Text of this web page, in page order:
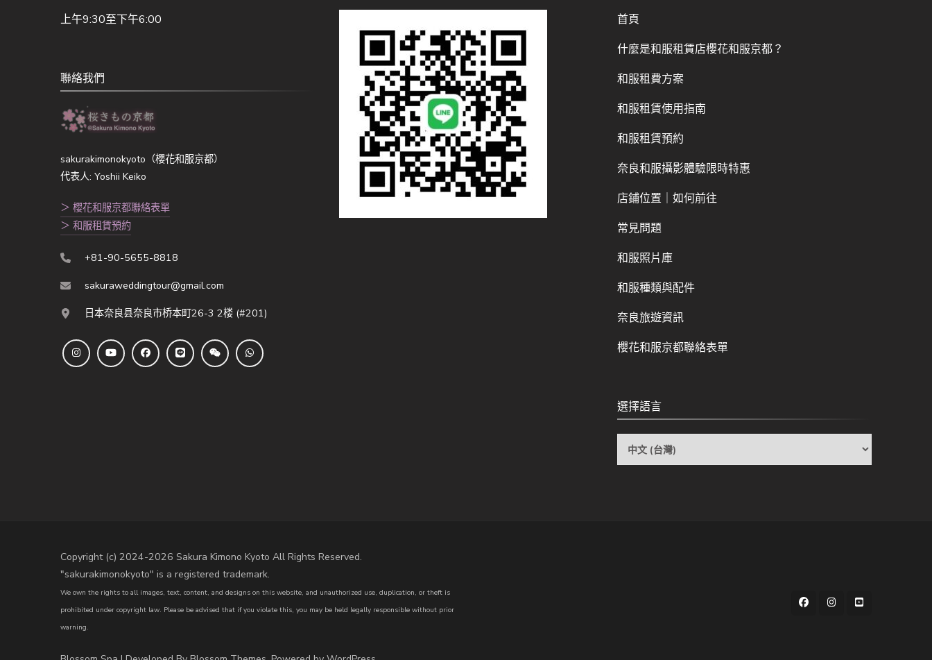
上午9:30至下午6:00
聯絡我們
sakurakimonokyoto（櫻花和服京都）
代表人: Yoshii Keiko
＞ 櫻花和服京都聯絡表單
＞ 和服租賃預約
+81-90-5655-8818
sakuraweddingtour@gmail.com
日本奈良县奈良市桥本町26-3 2楼 (#201)
首頁
什麼是和服租賃店櫻花和服京都？
和服租費方案
和服租賃使用指南
和服租賃預約
奈良和服攝影體驗限時特惠
店鋪位置｜如何前往
常見問題
和服照片庫
和服種類與配件
奈良旅遊資訊
櫻花和服京都聯絡表單
選擇語言
擇
Copyright (c) 2024-2026 Sakura Kimono Kyoto All Rights Reserved.
"sakurakimonokyoto" is a registered trademark.
We own the rights to all images, text, content, and designs on this website, and unauthorized use, duplication, or theft is
prohibited under copyright law. Please be advised that if you violate this, you may be held legally responsible without prior
warning.